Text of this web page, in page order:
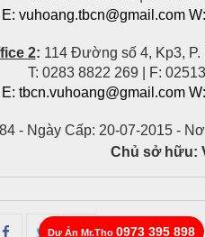
E: vuhoang.tbcn@gmail.com
2: 114 Đường số 4, Kp3,
T: 0283 8822 269 | F:
E: tbcn.vuhoang@gmail.com W:
- Ngày Cấp: 20-07-2015 -
Chủ sở hữu:
Dự Án Mr.Tho 0973 395 898